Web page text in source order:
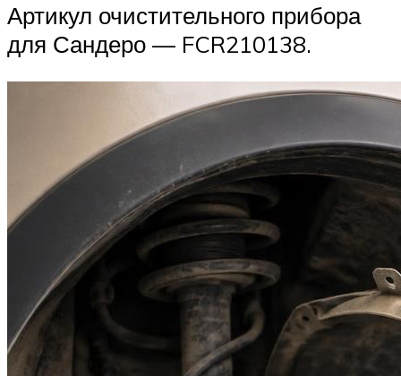
Артикул очистительного прибора
для Сандеро — FCR210138.